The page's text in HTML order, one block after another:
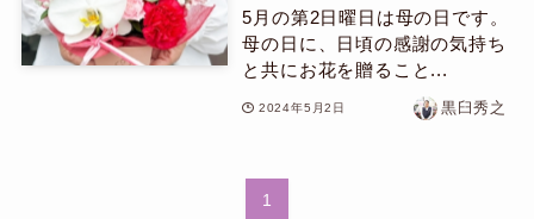
5月の第2日曜日は母の日です。
母の日に、日頃の感謝の気持ち
と共にお花を贈ること...
2024年5月2日 黒臼秀之
1